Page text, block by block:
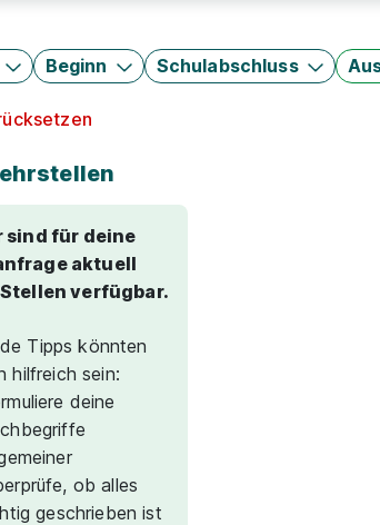
Beginn Schulabschluss
sind für deine
aktuell
verfügbar.
Tipps könnten
hilfreich sein:
deine
ob alles
geschrieben ist